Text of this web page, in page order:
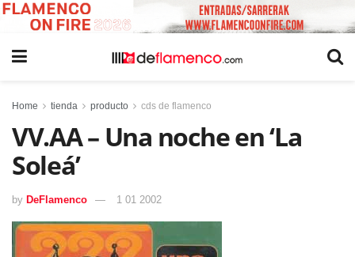
Home tienda producto cds de flamenco
VV.AA – Una noche en ‘La
Soleá’
by DeFlamenco 1 01 2002